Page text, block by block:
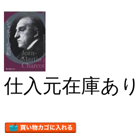
仕入元在庫あり